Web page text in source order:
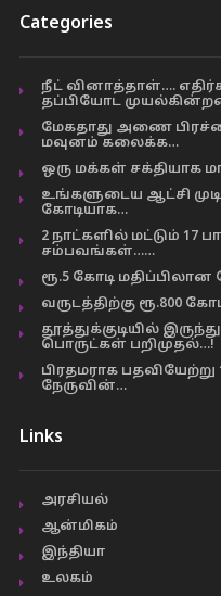
Categories
நீட் வினாத்தாள்….
தப்பியோட
மேகதாது அணை
மவுனம் கலைக்க…
ஒரு மக்கள் சக்தியாக
உங்களுடைய ஆட்சி
கோடியாக…
2 நாட்களில் மட்டும்
சம்பவங்கள்……
ரூ.5 கோடி
வருடத்திற்கு ரூ.800
தூத்துக்குடியில்
பொருட்கள் பறிமுதல்…!
பிரதமராக
நேருவின்…
Links
அரசியல்
ஆன்மிகம்
இந்தியா
உலகம்